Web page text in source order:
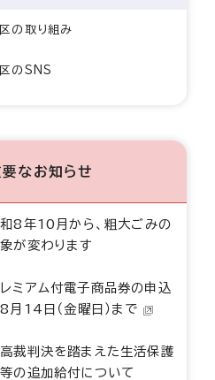
の取り組み
のSNS
要なお知らせ
8年10月から、粗大ごみの
が変わります
ミアム付電子商品券の申込
月14日（金曜日）まで
裁判決を踏まえた生活保護
の追加給付について